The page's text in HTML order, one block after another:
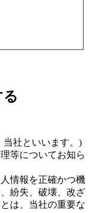
当社といいます。)
等についてお知ら
情報を正確かつ機
紛失、破壊、改ざ
は、当社の重要な